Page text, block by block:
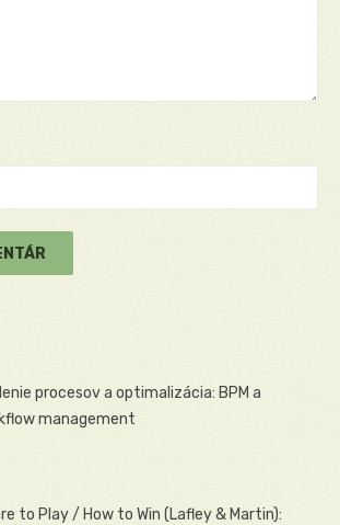
procesov a optimalizácia: BPM a
management
to Play / How to Win (Lafley & Martin):